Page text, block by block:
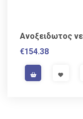
Ανοξειδωτος
€154.38
VISIT